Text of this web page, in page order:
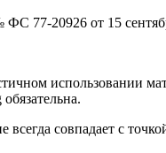
77-20926 от 15
использовании
совпадает с